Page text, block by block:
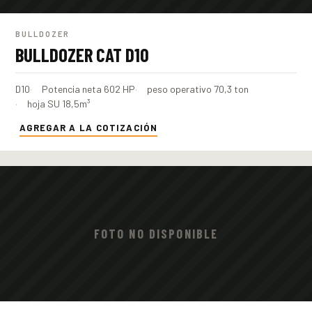
BULLDOZER
BULLDOZER CAT D10
D10 Potencia neta 602 HP
peso operativo 70,3 ton
hoja SU 18,5m³
AGREGAR A LA COTIZACIÓN
FOTO NO DISPONIBLE